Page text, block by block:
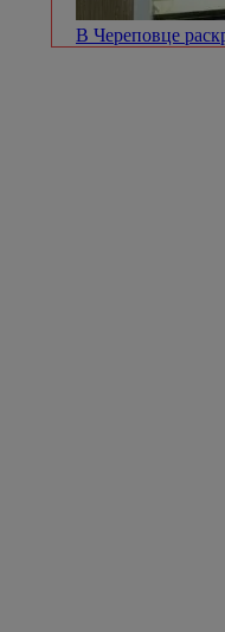
В Череповце